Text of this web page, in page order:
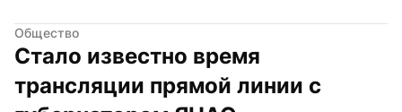
Общество
Стало известно время
трансляции прямой линии с